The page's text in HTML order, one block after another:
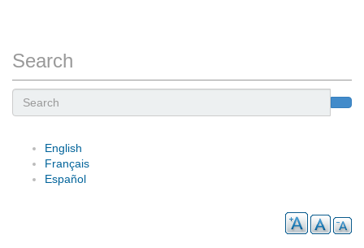
Search
English
Français
Español